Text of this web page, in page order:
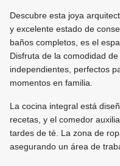
Descubre esta joya
y excelente estado de
baños completos , es el
Disfruta de la comodidad
independientes , perfectos
momentos en familia.
La cocina integral está
recetas, y el comedor
tardes de té. La zona de
asegurando un área de